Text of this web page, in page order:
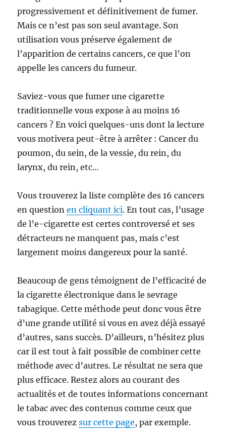
progressivement et définitivement de fumer.
Mais ce n’est pas son seul avantage. Son
utilisation vous préserve également de
l’apparition de certains cancers, ce que l’on
appelle les cancers du fumeur.
Saviez-vous que fumer une cigarette
traditionnelle vous expose à au moins 16
cancers ? En voici quelques-uns dont la lecture
vous motivera peut-être à arrêter : Cancer du
poumon, du sein, de la vessie, du rein, du
larynx, du rein, etc…
Vous trouverez la liste complète des 16 cancers
en questionen cliquant ici. En tout cas, l’usage
de l’e-cigarette est certes controversé et ses
détracteurs ne manquent pas, mais c’est
largement moins dangereux pour la santé.
Beaucoup de gens témoignent de l’efficacité de
la cigarette électronique dans le sevrage
tabagique. Cette méthode peut donc vous être
d’une grande utilité si vous en avez déjà essayé
d’autres, sans succès. D’ailleurs, n’hésitez plus
car il est tout à fait possible de combiner cette
méthode avec d’autres. Le résultat ne sera que
plus efficace. Restez alors au courant des
actualités et de toutes informations concernant
le tabac avec des contenus comme ceux que
vous trouverezsur cette page, par exemple.